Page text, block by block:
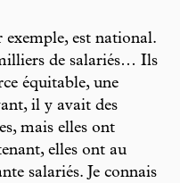
exemple, est national.
de salariés… Ils
équitable, une
il y avait des
mais elles ont
elles ont au
salariés. Je connais